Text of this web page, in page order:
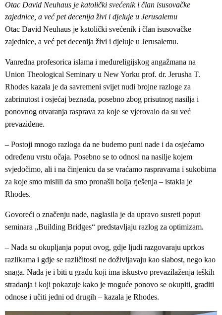
Otac David Neuhaus je katolički svećenik i član isusovačke
zajednice, a već pet decenija živi i djeluje u Jerusalemu
Otac David Neuhaus je katolički svećenik i član isusovačke
zajednice, a već pet decenija živi i djeluje u Jerusalemu.
Vanredna profesorica islama i međureligijskog angažmana na
Union Theological Seminary u New Yorku prof. dr. Jerusha T.
Rhodes kazala je da savremeni svijet nudi brojne razloge za
zabrinutost i osjećaj beznađa, posebno zbog prisutnog nasilja i
ponovnog otvaranja rasprava za koje se vjerovalo da su već
prevaziđene.
– Postoji mnogo razloga da ne budemo puni nade i da osjećamo
određenu vrstu očaja. Posebno se to odnosi na nasilje kojem
svjedočimo, ali i na činjenicu da se vraćamo raspravama i sukobima
za koje smo mislili da smo pronašli bolja rješenja – istakla je
Rhodes.
Govoreći o značenju nade, naglasila je da upravo susreti poput
seminara „Building Bridges“ predstavljaju razlog za optimizam.
– Nada su okupljanja poput ovog, gdje ljudi razgovaraju uprkos
razlikama i gdje se različitosti ne doživljavaju kao slabost, nego kao
snaga. Nada je i biti u gradu koji ima iskustvo prevazilaženja teških
stradanja i koji pokazuje kako je moguće ponovo se okupiti, graditi
odnose i učiti jedni od drugih – kazala je Rhodes.